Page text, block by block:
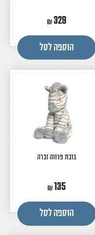
329
הוספה לסל
בובת פרווה זברה
135
הוספה לסל